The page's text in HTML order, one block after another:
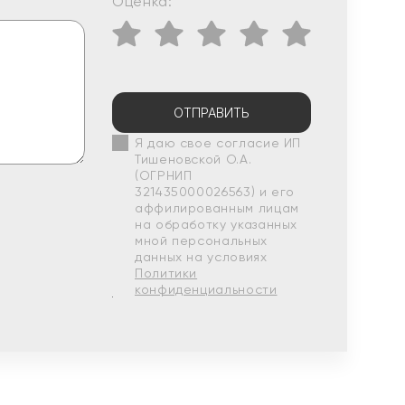
ОТПРАВИТЬ
Я даю свое согласие ИП
Тишеновской О.А.
(ОГРНИП
321435000026563) и его
аффилированным лицам
на обработку указанных
мной персональных
данных на условиях
Политики
конфиденциальности